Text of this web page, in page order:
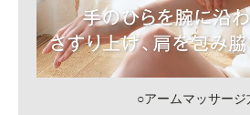
○アームマッサージ